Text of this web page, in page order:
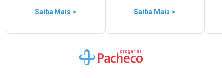
Saiba Mais > Saiba Mais >
Ir para a Home